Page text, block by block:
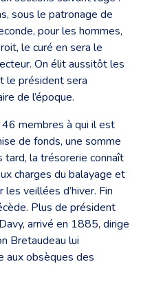
sous le patronage de
pour les hommes,
le curé en sera le
On élit aussitôt les
le président sera
de l’époque.
membres à qui il est
de fonds, une somme
tard, la trésorerie connaît
charges du balayage et
les veillées d’hiver. Fin
Plus de président
arrivé en 1885, dirige
Bretaudeau lui
aux obsèques des